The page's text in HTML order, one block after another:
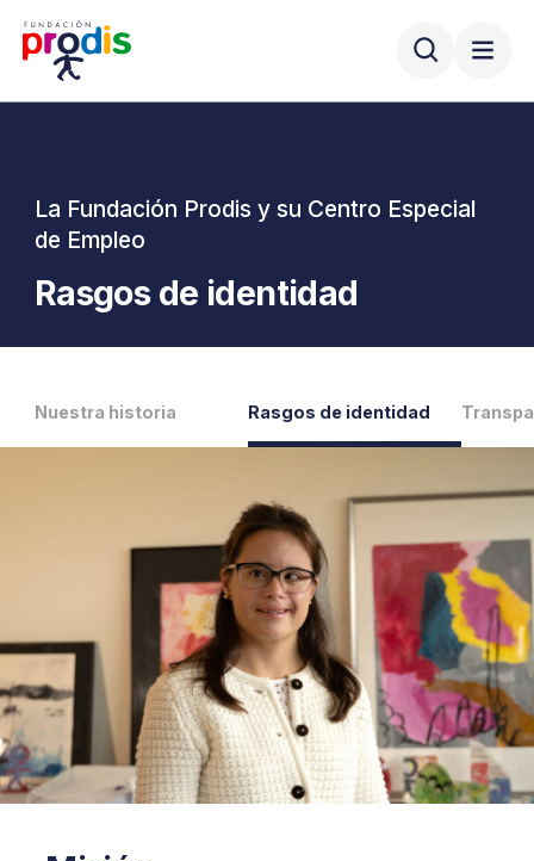
La Fundación Prodis y su Centro Especial
de Empleo
Rasgos de identidad
Nuestra historia Rasgos de identidad